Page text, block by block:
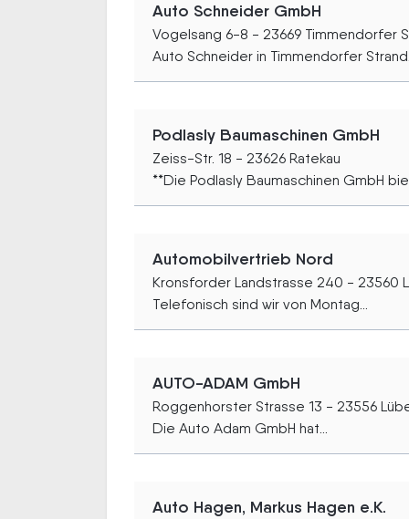
Auto Schneider GmbH
Vogelsang 6-8 - 23669 Timmendorfer
Auto Schneider in Timmendorfer
Podlasly Baumaschinen GmbH
Zeiss-Str. 18 - 23626 Ratekau
**Die Podlasly Baumaschinen GmbH
Automobilvertrieb Nord
Kronsforder Landstrasse 240 - 23560
Telefonisch sind wir von Montag...
AUTO-ADAM GmbH
Roggenhorster Strasse 13 - 23556
Die Auto Adam GmbH hat...
Auto Hagen, Markus Hagen e.K.